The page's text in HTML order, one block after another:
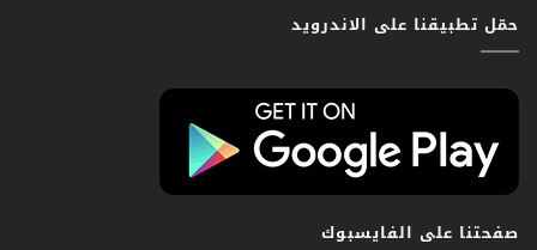
حمّل تطبيقنا على الاندرويد
صفحتنا على الفايسبوك